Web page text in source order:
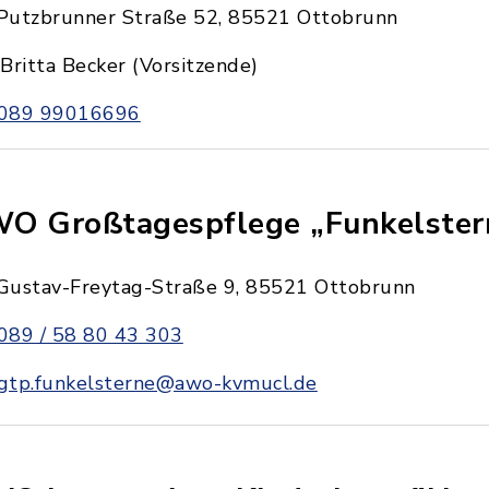
Straße 52, 85521 Ottobrunn
Becker (Vorsitzende)
99016696
Großtagespflege
Freytag-Straße 9, 85521 Ottobrunn
/ 58 80 43 303
kvmucl.de